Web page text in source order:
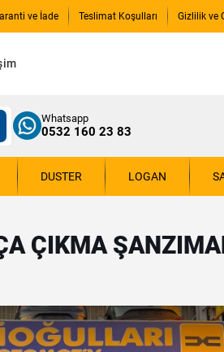
ve İade Teslimat Koşulları Gizlilik ve
Whatsapp
0532 160 23 83
DUSTER LOGAN
ÇIKMA